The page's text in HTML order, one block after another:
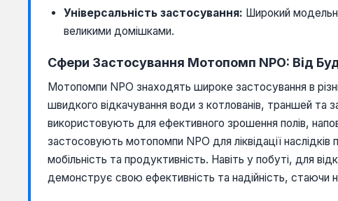
Універсальність застосування: Широкий
великими домішками.
Сфери Застосування Мотопомп NPO: Від
Мотопомпи NPO знаходять широке застосування в
швидкого відкачування води з котлованів, траншей та
використовують для ефективного зрошення полів,
застосовують мотопомпи NPO для ліквідації
мобільність та продуктивність. Навіть у побуті, для
демонструє свою ефективність та надійність, стаючи